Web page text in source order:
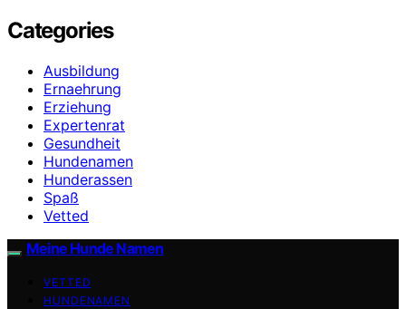
Categories
Ausbildung
Ernaehrung
Erziehung
Expertenrat
Gesundheit
Hundenamen
Hunderassen
Spaß
Vetted
Meine Hunde Namen
VETTED
HUNDENAMEN